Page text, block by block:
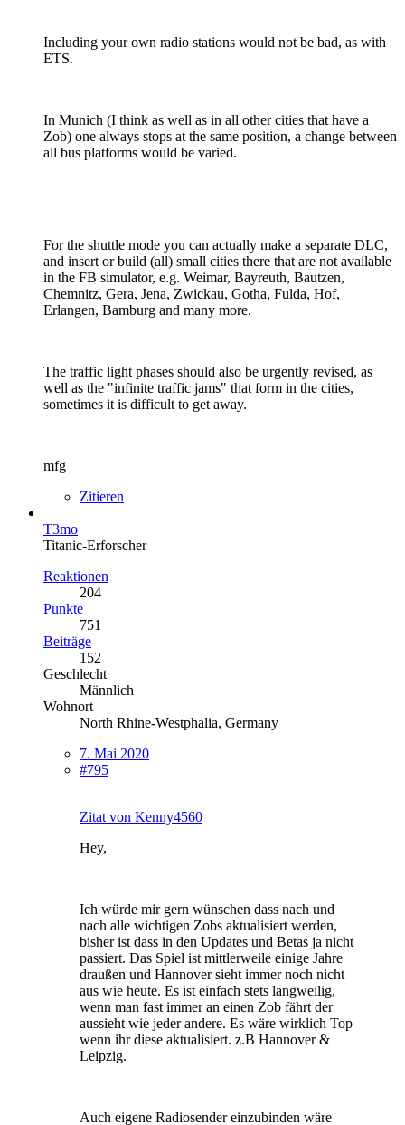
Including your own radio stations would not be bad, as with
ETS.
In Munich (I think as well as in all other cities that have a
Zob) one always stops at the same position, a change between
all bus platforms would be varied.
For the shuttle mode you can actually make a separate DLC,
and insert or build (all) small cities there that are not available
in the FB simulator, e.g. Weimar, Bayreuth, Bautzen,
Chemnitz, Gera, Jena, Zwickau, Gotha, Fulda, Hof,
Erlangen, Bamburg and many more.
The traffic light phases should also be urgently revised, as
well as the "infinite traffic jams" that form in the cities,
sometimes it is difficult to get away.
mfg
Zitieren
T3mo
Titanic-Erforscher
Reaktionen
204
Punkte
751
Beiträge
152
Geschlecht
Männlich
Wohnort
North Rhine-Westphalia, Germany
7. Mai 2020
#795
Zitat von Kenny4560
Hey,
Ich würde mir gern wünschen dass nach und
nach alle wichtigen Zobs aktualisiert werden,
bisher ist dass in den Updates und Betas ja nicht
passiert. Das Spiel ist mittlerweile einige Jahre
draußen und Hannover sieht immer noch nicht
aus wie heute. Es ist einfach stets langweilig,
wenn man fast immer an einen Zob fährt der
aussieht wie jeder andere. Es wäre wirklich Top
wenn ihr diese aktualisiert. z.B Hannover &
Leipzig.
Auch eigene Radiosender einzubinden wäre